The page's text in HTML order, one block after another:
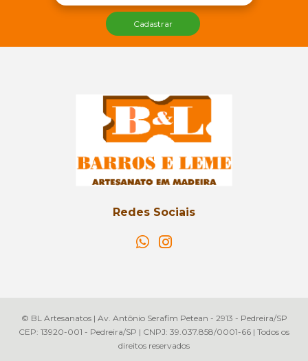
Cadastrar
Redes Sociais
© BL Artesanatos | Av. Antônio Serafim Petean - 2913 - Pedreira/SP
CEP: 13920-001 - Pedreira/SP | CNPJ: 39.037.858/0001-66 | Todos os
direitos reservados